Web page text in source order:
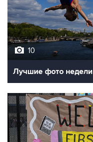
10
Лучшие фото недели